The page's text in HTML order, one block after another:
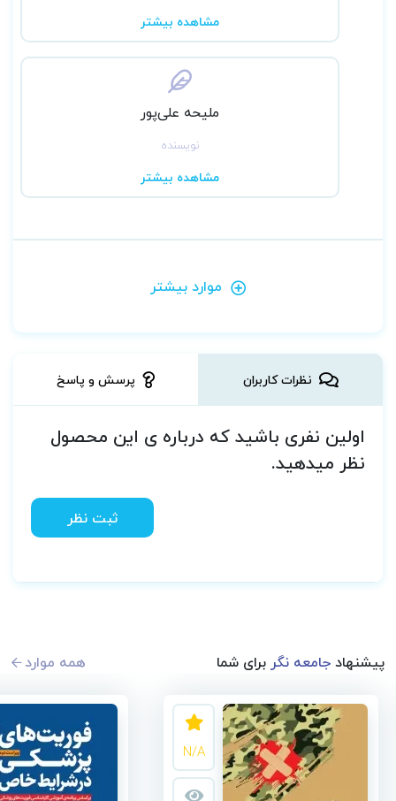
مشاهده بیشتر
ملیحه علی‌پور
نویسنده
مشاهده بیشتر
موارد بیشتر
نظرات کاربران پرسش و پاسخ
اولین نفری باشید که درباره ی این محصول
نظر میدهید.
ثبت نظر
پیشنهادجامعه نگربرای شما همه موارد
N/A